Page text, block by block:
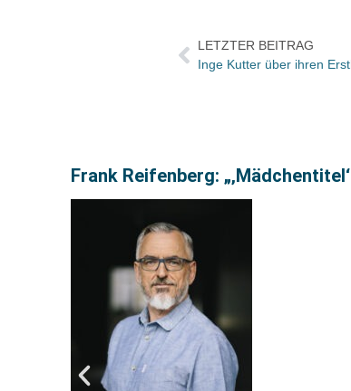
LETZTER BEITRAG
Inge Kutter über ihren
Frank Reifenberg: